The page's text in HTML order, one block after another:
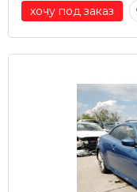
хочу под заказ